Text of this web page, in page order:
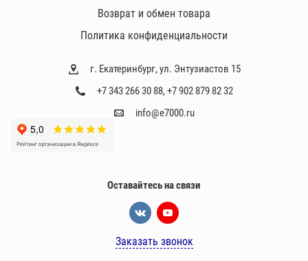
г. Екатеринбург, ул. Энтузиастов 15
+7 343 266 30 88,+7 902 879 82 32
info@e7000.ru
Возврат и обмен товара
Политика конфиденциальности
Оставайтесь на связи
Заказать звонок